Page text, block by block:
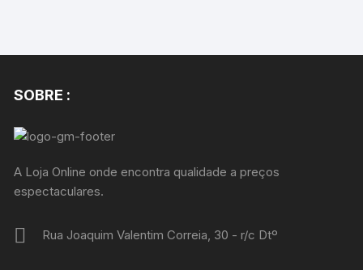
SOBRE :
A Loja Online onde encontra qualidade a preços
espectaculares.
Rua Joaquim Valentim Correia, 30 - r/c Dtº